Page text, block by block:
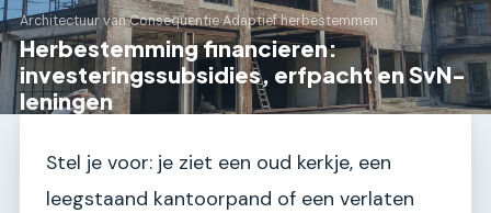
Architectuur van Consequentie›Adaptief herbestemmen
Herbestemming financieren:
investeringssubsidies, erfpacht en SvN-
leningen
Stel je voor: je ziet een oud kerkje, een
leegstaand kantoorpand of een verlaten